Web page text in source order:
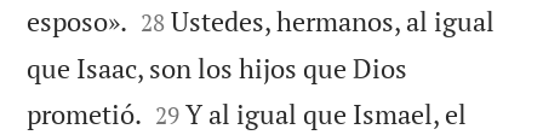
esposo». 

28 Ustedes, hermanos, al igual
que Isaac, son los hijos que Dios
prometió. 

29 Y al igual que Ismael, el